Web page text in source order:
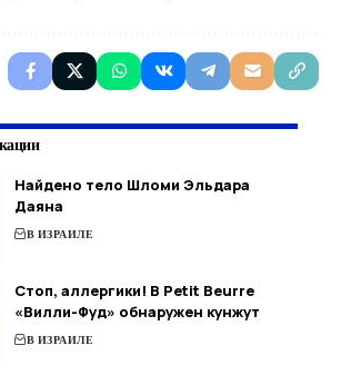
Найдено тело Шломи Эльдара
Даяна
В ИЗРАИЛЕ
Стоп, аллергики! В Petit Beurre
«Вилли-Фуд» обнаружен кунжут
В ИЗРАИЛЕ